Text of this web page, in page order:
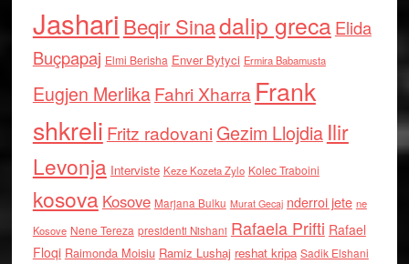
Jashari Beqir Sinadalip grecaElida
Buçpapaj Elmi Berisha Enver Bytyci Ermira Babamusta
Eugjen MerlikaFahri Xharra Frank
shkreli Fritz radovaniGezim Llojdia Ilir
Levonja Interviste Keze Kozeta Zylo Kolec Traboini
kosova Kosove Marjana Bulku Murat Gecaj nderroi jete ne
Kosove Nene Tereza presidenti Nishani Rafaela Prifti Rafael
Floqi Raimonda Moisiu Ramiz Lushaj reshat kripa Sadik Elshani